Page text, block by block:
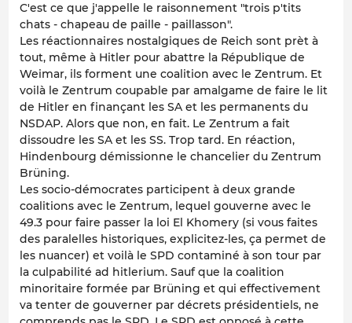
C'est ce que j'appelle le raisonnement "trois p'tits
chats - chapeau de paille - paillasson".
Les réactionnaires nostalgiques de Reich sont prèt à
tout, même à Hitler pour abattre la République de
Weimar, ils forment une coalition avec le Zentrum. Et
voilà le Zentrum coupable par amalgame de faire le lit
de Hitler en finançant les SA et les permanents du
NSDAP. Alors que non, en fait. Le Zentrum a fait
dissoudre les SA et les SS. Trop tard. En réaction,
Hindenbourg démissionne le chancelier du Zentrum
Brüning.
Les socio-démocrates participent à deux grande
coalitions avec le Zentrum, lequel gouverne avec le
49.3 pour faire passer la loi El Khomery (si vous faites
des paralelles historiques, explicitez-les, ça permet de
les nuancer) et voilà le SPD contaminé à son tour par
la culpabilité ad hitlerium. Sauf que la coalition
minoritaire formée par Brüning et qui effectivement
va tenter de gouverner par décrets présidentiels, ne